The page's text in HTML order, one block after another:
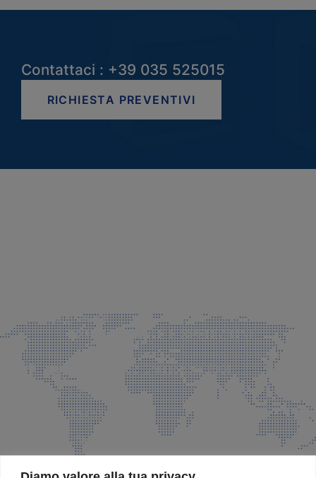
Contattaci : +39 035 525015
RICHIESTA PREVENTIVI
info@faeg.it
COMMERCIALE E SPEDIZIONI
Via Padre Elzi, 32 Grassobbio (BG)
035 525015
035 335037
info@faeg.it
SITE MAP